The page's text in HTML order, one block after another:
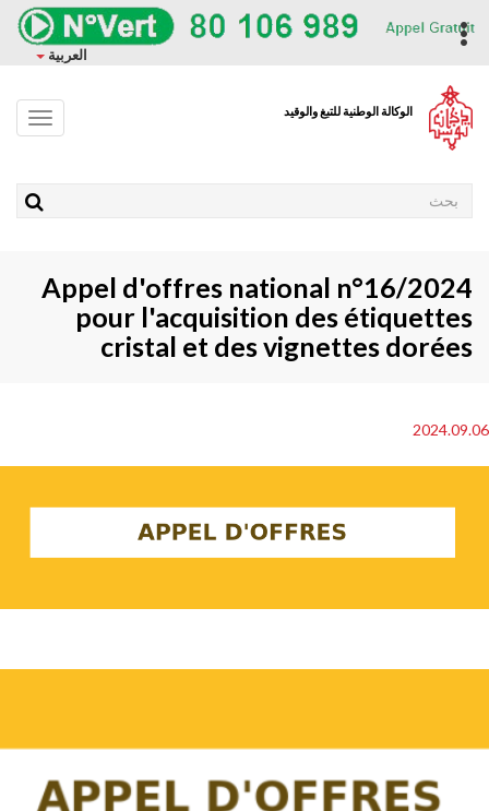
العربية
الوكالة الوطنية للتبغ والوقيد
Toggle
Appel d'offres national n°16/2024
pour l'acquisition des étiquettes
cristal et des vignettes dorées